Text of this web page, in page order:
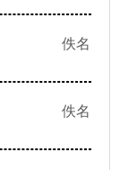
佚名
佚名